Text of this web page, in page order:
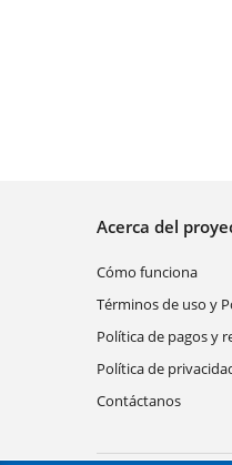
Acerca del
Cómo funciona
Términos de uso y
Política de pagos y
Política de
Contáctanos